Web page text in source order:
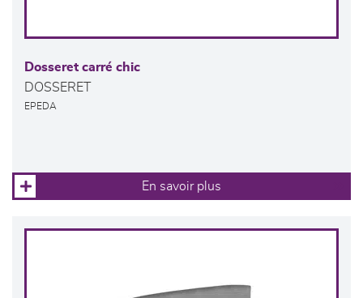
Dosseret carré chic
DOSSERET
EPEDA
En savoir plus